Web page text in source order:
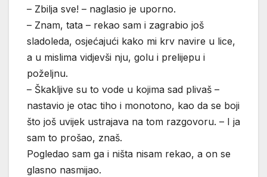
– Zbilja sve! – naglasio je uporno.
– Znam, tata – rekao sam i zagrabio još
sladoleda, osjećajući kako mi krv navire u lice,
a u mislima vidjevši nju, golu i prelijepu i
poželjnu.
– Škakljive su to vode u kojima sad plivaš –
nastavio je otac tiho i monotono, kao da se boji
što još uvijek ustrajava na tom razgovoru. – I ja
sam to prošao, znaš.
Pogledao sam ga i ništa nisam rekao, a on se
glasno nasmijao.